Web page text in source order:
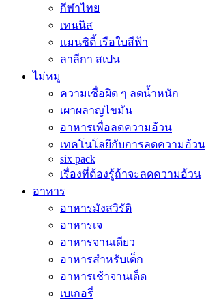
กีฬาไทย
เทนนิส
แมนซิตี้ เรือใบสีฟ้า
ลาลีกา สเปน
ไม่หมู
ความเชื่อผิด ๆ ลดน้ำหนัก
เผาผลาญไขมัน
อาหารเพื่อลดความอ้วน
เทคโนโลยีกับการลดความอ้วน
six pack
เรื่องที่ต้องรู้ถ้าจะลดความอ้วน
อาหาร
อาหารมังสวิรัติ
อาหารเจ
อาหารจานเดียว
อาหารสำหรับเด็ก
อาหารเช้าจานเด็ด
เบเกอรี่